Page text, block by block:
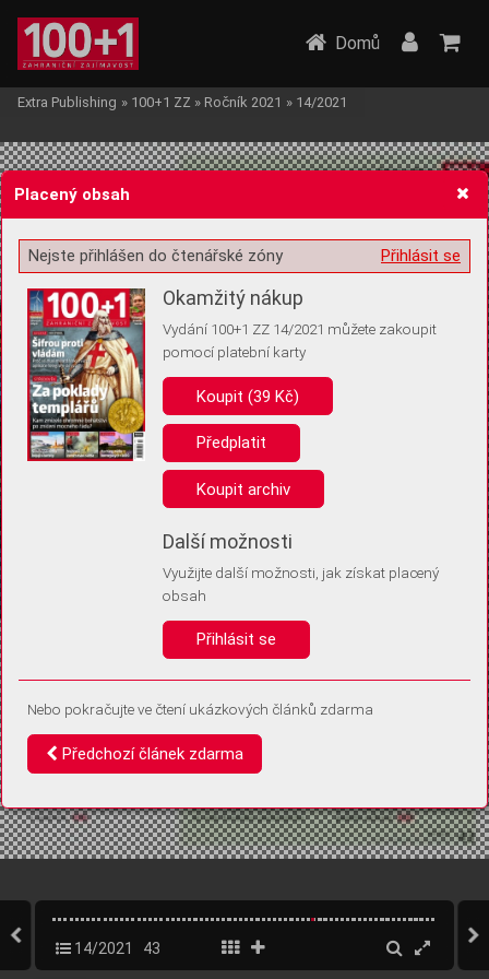
Žádost o souhlas s ukládáním volitelných informací
Pro základní fungování webu nepotřebujeme ukládat žádné informace
(tzv. cookies apod.). Rádi bychom vás ale požádali o souhlas s
uložením volitelných informací:
Anonymní unikátní ID
Díky němu příště poznáme, že se jedná o stejné zařízení, a
Identifikátor je zcela anonymní.
Vaše souhlasy a odmítnutí si ukládáme do vašeho zařízení, abychom se
vás už příště znovu neptali. Můžete je kdykoli později upravit ve Správě
Domů
Extra Publishing » 100+1 ZZ » Ročník 2021 » 14/2021
14/2021 43
Placený obsah
Přihlásit se
Nejste přihlášen do čtenářské zóny
Okamžitý nákup
Vydání 100+1 ZZ 14/2021 můžete zakoupit
pomocí platební karty
Koupit (39 Kč)
Předplatit
Koupit archiv
Další možnosti
Využijte další možnosti, jak získat placený
obsah
Přihlásit se
Nebo pokračujte ve čtení ukázkových článků zdarma
Předchozí článek zdarma